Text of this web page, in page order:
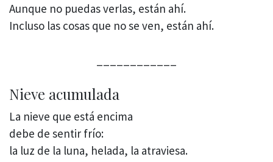
Aunque no puedas verlas, están ahí.
Incluso las cosas que no se ven, están ahí.
Nieve acumulada
La nieve que está encima
debe de sentir frío:
la luz de la luna, helada, la atraviesa.